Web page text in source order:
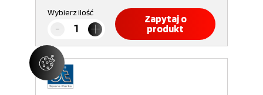
Wybierz ilość
Zapytaj o
produkt